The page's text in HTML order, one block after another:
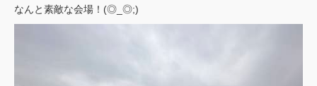
なんと素敵な会場！(◎_◎;)